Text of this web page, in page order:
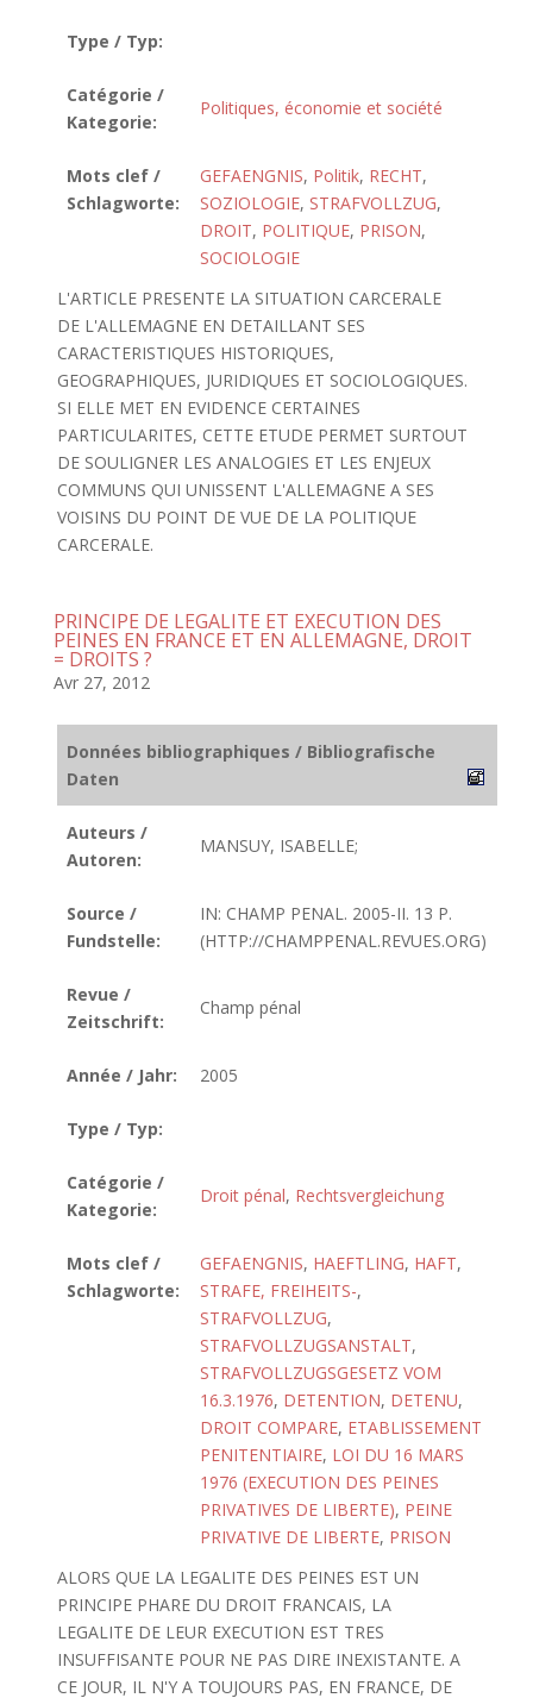
Type / Typ:
Catégorie /
Kategorie:
Politiques, économie et société
Mots clef /
Schlagworte:
GEFAENGNIS, Politik, RECHT,
SOZIOLOGIE, STRAFVOLLZUG,
DROIT, POLITIQUE, PRISON,
SOCIOLOGIE
L'ARTICLE PRESENTE LA SITUATION CARCERALE
DE L'ALLEMAGNE EN DETAILLANT SES
CARACTERISTIQUES HISTORIQUES,
GEOGRAPHIQUES, JURIDIQUES ET SOCIOLOGIQUES.
SI ELLE MET EN EVIDENCE CERTAINES
PARTICULARITES, CETTE ETUDE PERMET SURTOUT
DE SOULIGNER LES ANALOGIES ET LES ENJEUX
COMMUNS QUI UNISSENT L'ALLEMAGNE A SES
VOISINS DU POINT DE VUE DE LA POLITIQUE
CARCERALE.
PRINCIPE DE LEGALITE ET EXECUTION DES
PEINES EN FRANCE ET EN ALLEMAGNE, DROIT
= DROITS ?
Avr 27, 2012
Données bibliographiques / Bibliografische
Daten
Auteurs /
Autoren:
MANSUY, ISABELLE;
Source /
Fundstelle:
IN: CHAMP PENAL. 2005-II. 13 P.
(HTTP://CHAMPPENAL.REVUES.ORG)
Revue /
Zeitschrift:
Champ pénal
Année / Jahr: 2005
Type / Typ:
Catégorie /
Kategorie:
Droit pénal, Rechtsvergleichung
Mots clef /
Schlagworte:
GEFAENGNIS, HAEFTLING, HAFT,
STRAFE, FREIHEITS-,
STRAFVOLLZUG,
STRAFVOLLZUGSANSTALT,
STRAFVOLLZUGSGESETZ VOM
16.3.1976, DETENTION, DETENU,
DROIT COMPARE, ETABLISSEMENT
PENITENTIAIRE, LOI DU 16 MARS
1976 (EXECUTION DES PEINES
PRIVATIVES DE LIBERTE), PEINE
PRIVATIVE DE LIBERTE, PRISON
ALORS QUE LA LEGALITE DES PEINES EST UN
PRINCIPE PHARE DU DROIT FRANCAIS, LA
LEGALITE DE LEUR EXECUTION EST TRES
INSUFFISANTE POUR NE PAS DIRE INEXISTANTE. A
CE JOUR, IL N'Y A TOUJOURS PAS, EN FRANCE, DE